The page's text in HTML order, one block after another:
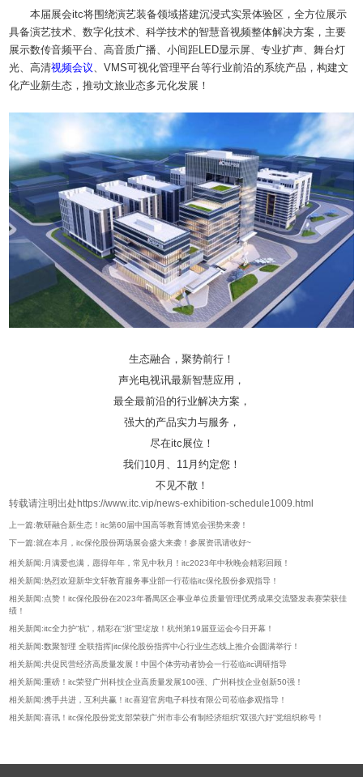
本届展会itc将围绕演艺装备领域搭建沉浸式实景体验区，全方位展示
具备演艺技术、数字化技术、科学技术的智慧音视频整体解决方案，主要
展示数传音频平台、高音质广播、小间距LED显示屏、专业扩声、舞台灯
光、高清视频会议 、VMS可视化管理平台等行业前沿的系统产品，构建文
化产业新生态，推动文旅业态多元化发展！
生态融合，聚势前行！
声光电视讯最新智慧应用，
最全最前沿的行业解决方案，
强大的产品实力与服务，
尽在itc展位！
我们10月、11月约定您！
不见不散！
转载请注明出处https://www.itc.vip/news-exhibition-schedule1009.html
上一篇:教研融合新生态！itc第60届中国高等教育博览会强势来袭！
下一篇:就在本月，itc保伦股份两场展会盛大来袭！参展资讯请收好~
相关新闻:月满爱也满，愿得年年，常见中秋月！itc2023年中秋晚会精彩回顾！
相关新闻:热烈欢迎新华文轩教育服务事业部一行莅临itc保伦股份参观指导！
相关新闻:点赞！itc保伦股份在2023年番禺区企事业单位质量管理优秀成果交流暨发表赛荣获佳
绩！
相关新闻:itc全力护“杭”，精彩在“浙”里绽放！杭州第19届亚运会今日开幕！
相关新闻:数聚智理 全联指挥|itc保伦股份指挥中心行业生态线上推介会圆满举行！
相关新闻:共促民营经济高质量发展！中国个体劳动者协会一行莅临itc调研指导
相关新闻:重磅！itc荣登广州科技企业高质量发展100强、广州科技企业创新50强！
相关新闻:携手共进，互利共赢！itc喜迎官房电子科技有限公司莅临参观指导！
相关新闻:喜讯！itc保伦股份党支部荣获广州市非公有制经济组织“双强六好”党组织称号！